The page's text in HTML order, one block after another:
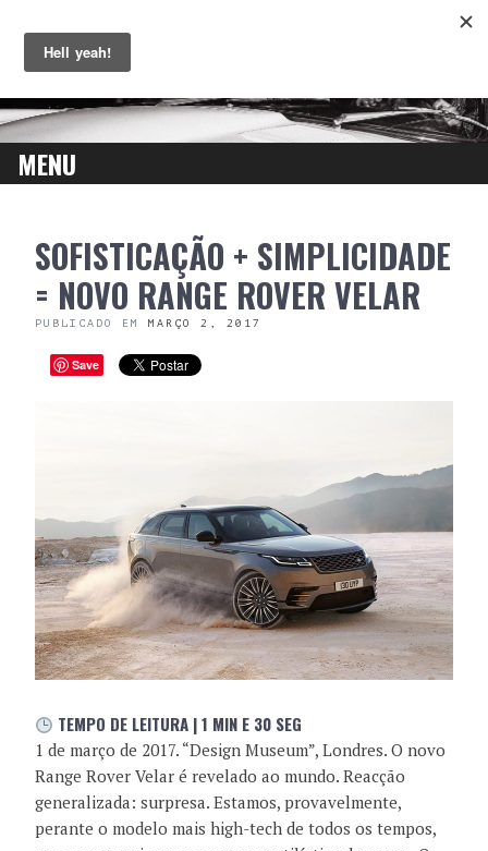
MENU
CONTENTSOFISTICAÇÃO + SIMPLICIDADE
= NOVO RANGE ROVER VELAR
PUBLICADO EM MARÇO 2, 2017
Save
TEMPO DE LEITURA | 1 MIN E 30 SEG
1 de março de 2017. “Design Museum”, Londres. O novo
Range Rover Velar é revelado ao mundo. Reacção
generalizada: surpresa. Estamos, provavelmente,
perante o modelo mais high-tech de todos os tempos,